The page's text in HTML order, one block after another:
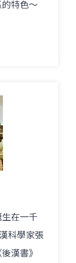
特色～
在一千
科學家張
漢書》